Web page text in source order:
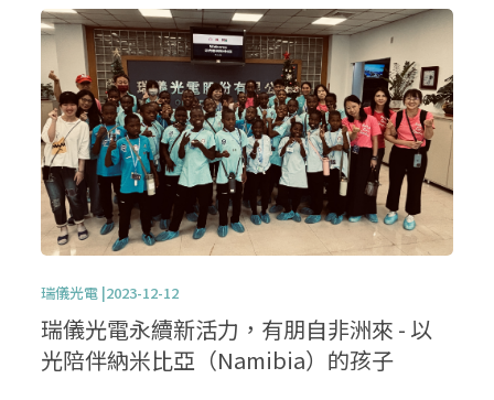
瑞儀光電 |2023-12-12
瑞儀光電永續新活力，有朋自非洲來 - 以
光陪伴納米比亞（Namibia）的孩子